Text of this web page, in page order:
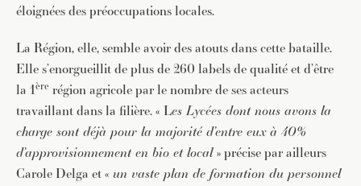
éloignées des préoccupations locales.
La Région, elle, semble avoir des atouts dans cette bataille.
Elle s’enorgueillit de plus de 260 labels de qualité et d’être
la 1ère région agricole par le nombre de ses acteurs
travaillant dans la filière. « Les Lycées dont nous avons la
charge sont déjà pour la majorité d’entre eux à 40%
d’approvisionnement en bio et local» précise par ailleurs
Carole Delga et « un vaste plan de formation du personnel